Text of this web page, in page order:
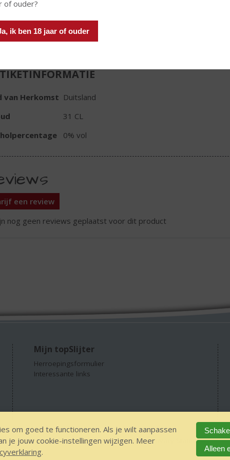
of ouder?
ik ben 18 jaar of ouder
In winkelmand
van Herkomst Duitsland
31 CL
0% vol
een review
nog geen reviews geplaatst voor dit product
Mijn topSlijter
Herroepingsformulier
Interessante links
18 GEEN alcohol IDIN/ITSME sitemap Privacy Statement
om goed te functioneren. Als je wilt aanpassen
je jouw cookie-instellingen wijzigen. Meer
. Alleen